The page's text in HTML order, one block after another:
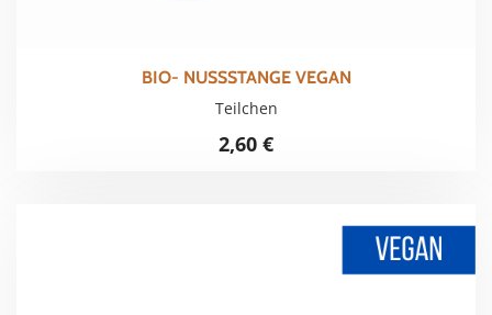
BIO- NUSSSTANGE VEGAN
Teilchen
2,60 €